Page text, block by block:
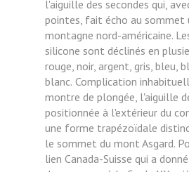
l'aiguille des secondes qui,
pointes, fait écho au sommet
montagne nord-américaine.
silicone sont déclinés en
rouge, noir, argent, gris, bleu,
blanc. Complication
montre de plongée, l'aiguille
positionnée à l'extérieur du
une forme trapézoïdale
le sommet du mont Asgard.
lien Canada-Suisse qui a